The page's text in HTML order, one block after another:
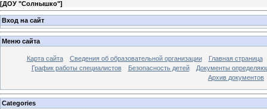
[ДОУ "Солнышко"]
Вход на сайт
Меню сайта
Карта сайта Сведения об образовательной организации
Главная страница
График работы специалистов
Безопасность детей
Документы
Архив документов
Categories